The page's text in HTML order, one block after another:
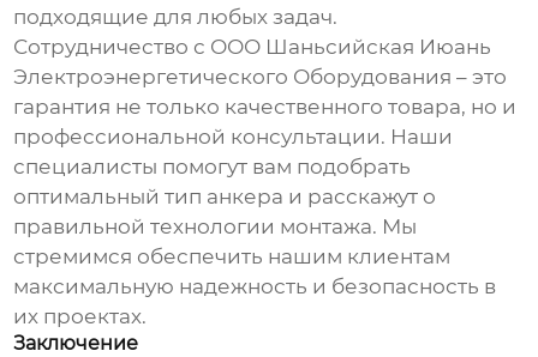
подходящие для любых задач.
Сотрудничество с ООО Шаньсийская Июань
Электроэнергетического Оборудования – это
гарантия не только качественного товара, но и
профессиональной консультации. Наши
специалисты помогут вам подобрать
оптимальный тип анкера и расскажут о
правильной технологии монтажа. Мы
стремимся обеспечить нашим клиентам
максимальную надежность и безопасность в
их проектах.
Заключение